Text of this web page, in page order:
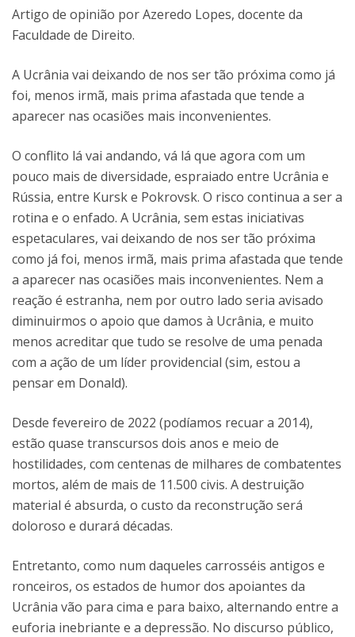
Artigo de opinião por Azeredo Lopes, docente da
Faculdade de Direito.
A Ucrânia vai deixando de nos ser tão próxima como já
foi, menos irmã, mais prima afastada que tende a
aparecer nas ocasiões mais inconvenientes.
O conflito lá vai andando, vá lá que agora com um
pouco mais de diversidade, espraiado entre Ucrânia e
Rússia, entre Kursk e Pokrovsk. O risco continua a ser a
rotina e o enfado. A Ucrânia, sem estas iniciativas
espetaculares, vai deixando de nos ser tão próxima
como já foi, menos irmã, mais prima afastada que tende
a aparecer nas ocasiões mais inconvenientes. Nem a
reação é estranha, nem por outro lado seria avisado
diminuirmos o apoio que damos à Ucrânia, e muito
menos acreditar que tudo se resolve de uma penada
com a ação de um líder providencial (sim, estou a
pensar em Donald).
Desde fevereiro de 2022 (podíamos recuar a 2014),
estão quase transcursos dois anos e meio de
hostilidades, com centenas de milhares de combatentes
mortos, além de mais de 11.500 civis. A destruição
material é absurda, o custo da reconstrução será
doloroso e durará décadas.
Entretanto, como num daqueles carrosséis antigos e
ronceiros, os estados de humor dos apoiantes da
Ucrânia vão para cima e para baixo, alternando entre a
euforia inebriante e a depressão. No discurso público,